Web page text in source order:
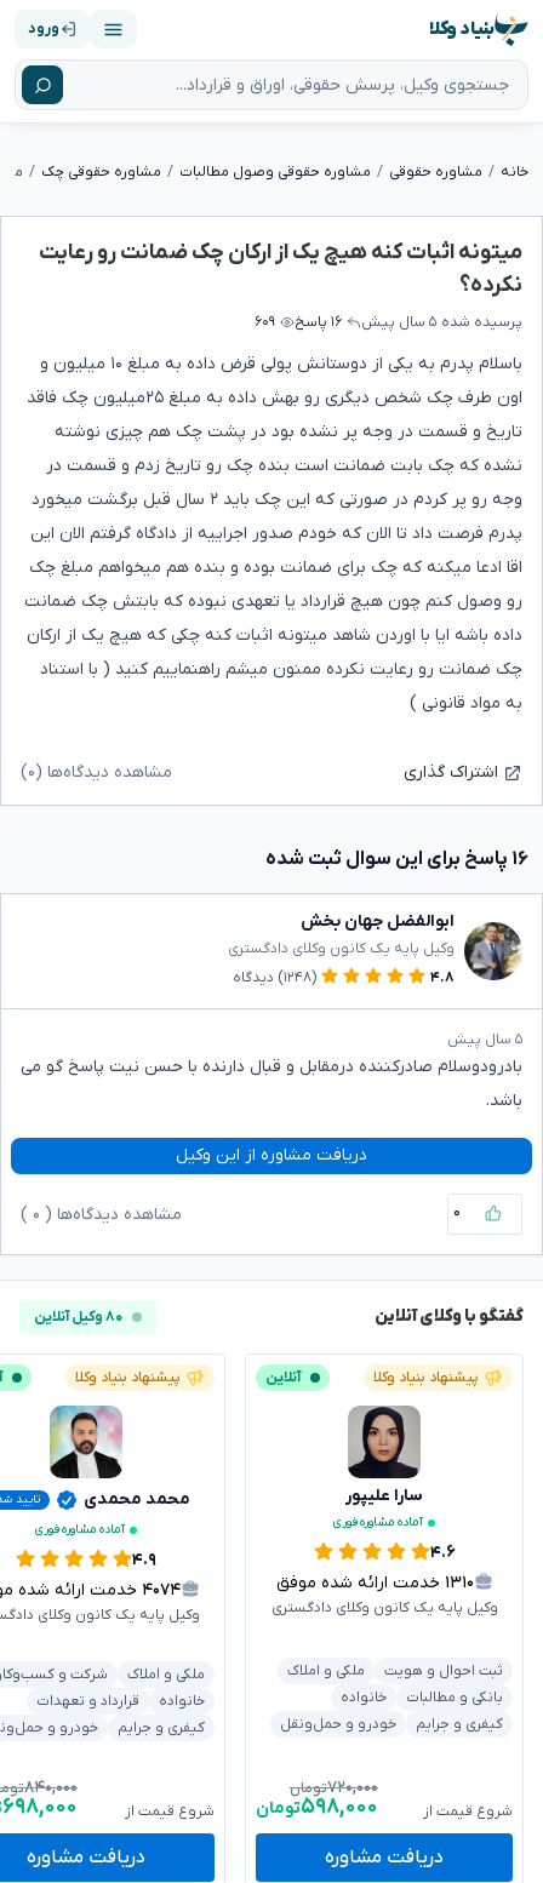
بنیاد وکلا ورود
خانه مشاوره حقوقی مشاوره حقوقی وصول مطالبات مشاوره حقوقی چک
میتونه اثبات کنه هیچ یک از ارکان چک ضمانت رو رعایت
نکرده؟
پرسیده شده ۵ سال پیش ۱۶ پاسخ ۶۰۹
باسلام پدرم به یکی از دوستانش پولی قرض داده به مبلغ ۱۰ میلیون و
اون طرف چک شخص دیگری رو بهش داده به مبلغ ۲۵میلیون چک فاقد
تاریخ و قسمت در وجه پر نشده بود در پشت چک هم چیزی نوشته
نشده که چک بابت ضمانت است بنده چک رو تاریخ زدم و قسمت در
وجه رو پر کردم در صورتی که این چک باید ۲ سال قبل برگشت میخورد
پدرم فرصت داد تا الان که خودم صدور اجراییه از دادگاه گرفتم الان این
اقا ادعا میکنه که چک برای ضمانت بوده و بنده هم میخواهم مبلغ چک
رو وصول کنم چون هیچ قرارداد یا تعهدی نبوده که بابتش چک ضمانت
داده باشه ایا با اوردن شاهد میتونه اثبات کنه چکی که هیچ یک از ارکان
چک ضمانت رو رعایت نکرده ممنون میشم راهنماییم کنید ( با استناد
به مواد قانونی )
اشتراک گذاری مشاهده دیدگاه‌ها (۰)
۱۶ پاسخ برای این سوال ثبت شده
ابوالفضل جهان بخش
وکیل پایه یک کانون وکلای دادگستری
۴.۸
(۱۲۴۸) دیدگاه
۵ سال پیش
بادرودوسلام صادرکننده درمقابل و قبال دارنده با حسن نیت پاسخ گو می
باشد.
دریافت مشاوره از این وکیل
۰ مشاهده دیدگاه‌ها ( ۰
گفتگو با وکلای آنلاین ۸۰ وکیل آنلاین
پیشنهاد بنیاد وکلا آنلاین
سارا علیپور
آماده مشاوره فوری
۴.۶
۱۳۱۰ خدمت ارائه شده موفق
وکیل پایه یک کانون وکلای دادگستری
ثبت احوال و هویت
ملکی و املاک
بانکی و مطالبات
خانواده
کیفری و جرایم
خودرو و حمل‌ونقل
شروع قیمت از
۷۲۰,۰۰۰تومان
۵۹۸,۰۰۰تومان
دریافت مشاوره
پیشنهاد بنیاد وکلا
محمد محمدی
تایید
آماده مشاوره فوری
۴.۹
۴۰۷۴ خدمت ارائه شده موفق
وکیل پایه یک کانون وکلای
ملکی و املاک
شرکت و
خانواده
قرارداد و تعهدات
کیفری و جرایم
خودرو و
شروع قیمت از
۸۴۰,۰۰۰
۶۹۸,۰۰۰
دریافت مشاوره